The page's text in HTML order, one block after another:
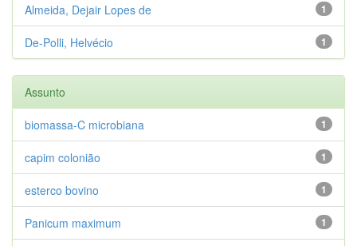
1
Almeida, Dejair Lopes de
1
De-Polli, Helvécio
Assunto
1
biomassa-C microbiana
1
capim colonião
1
esterco bovino
1
Panicum maximum